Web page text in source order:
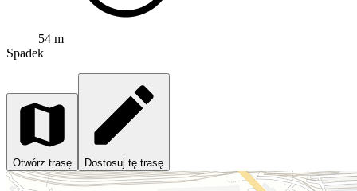
54 m
Spadek
Otwórz trasę Dostosuj tę trasę